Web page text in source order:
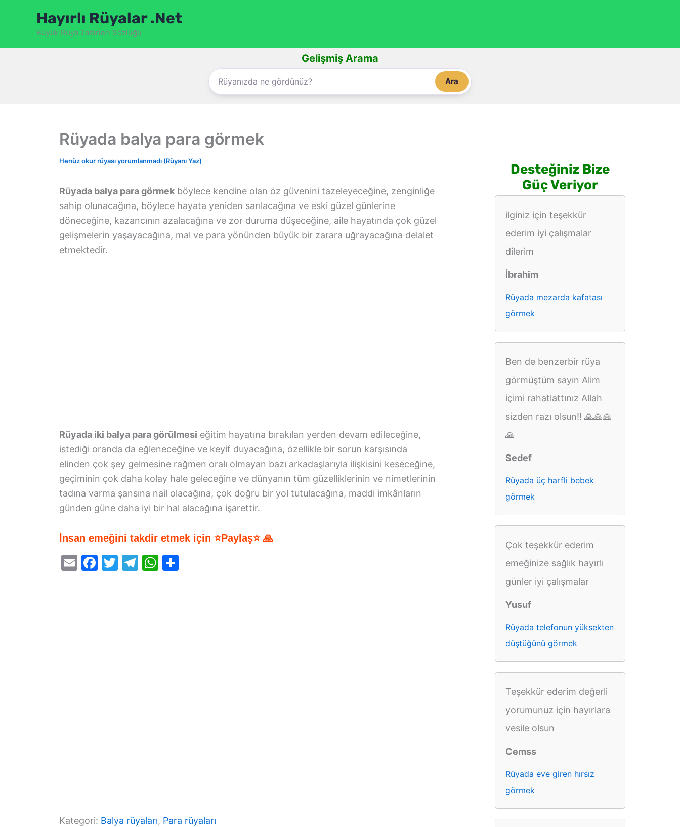
Hayırlı Rüyalar .Net
Büyük Rüya Tabirleri Sözlüğü
Gelişmiş Arama
Ara
Rüyada balya para görmek
Henüz okur rüyası yorumlanmadı (Rüyanı Yaz)
Rüyada balya para görmek böylece kendine olan öz güvenini tazeleyeceğine, zenginliğe
sahip olunacağına, böylece hayata yeniden sarılacağına ve eski güzel günlerine
döneceğine, kazancının azalacağına ve zor duruma düşeceğine, aile hayatında çok güzel
gelişmelerin yaşayacağına, mal ve para yönünden büyük bir zarara uğrayacağına delalet
etmektedir.
Rüyada iki balya para görülmesi eğitim hayatına bırakılan yerden devam edileceğine,
istediği oranda da eğleneceğine ve keyif duyacağına, özellikle bir sorun karşısında
elinden çok şey gelmesine rağmen oralı olmayan bazı arkadaşlarıyla ilişkisini keseceğine,
geçiminin çok daha kolay hale geleceğine ve dünyanın tüm güzelliklerinin ve nimetlerinin
tadına varma şansına nail olacağına, çok doğru bir yol tutulacağına, maddi imkânların
günden güne daha iyi bir hal alacağına işarettir.
İnsan emeğini takdir etmek için ⭐Paylaş⭐ 🙏
E
F
T
T
W
Kategori: Balya rüyaları, Para rüyaları
Desteğiniz Bize
Güç Veriyor
ilginiz için teşekkür
ederim iyi çalışmalar
dilerim
İbrahim
Rüyada mezarda kafatası
görmek
Ben de benzerbir rüya
görmüştüm sayın Alim
içimi rahatlattınız Allah
sizden razı olsun!! 🙏🙏🙏
🙏
Sedef
Rüyada üç harfli bebek
görmek
Çok teşekkür ederim
emeğinize sağlık hayırlı
günler iyi çalışmalar
Yusuf
Rüyada telefonun yüksekten
düştüğünü görmek
Teşekkür ederim değerli
yorumunuz için hayırlara
vesile olsun
Cemss
Rüyada eve giren hırsız
görmek